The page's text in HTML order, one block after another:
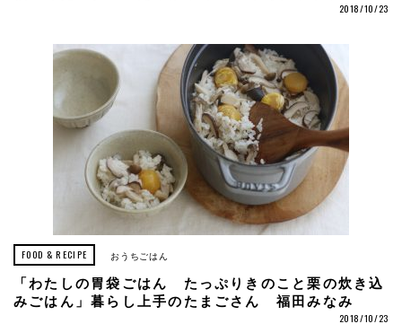
2018/10/23
FOOD & RECIPE おうちごはん
「わたしの胃袋ごはん たっぷりきのこと栗の炊き込
みごはん」暮らし上手のたまごさん 福田みなみ
2018/10/23